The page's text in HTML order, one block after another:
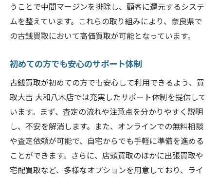
うことで中間マージンを排除し、顧客に還元するシステ
ムを整えています。これらの取り組みにより、奈良県で
の古銭買取において高価買取が可能となっています。
初めての方でも安心のサポート体制
古銭買取が初めての方でも安心して利用できるよう、買
取大吉 大和八木店では充実したサポート体制を提供して
います。まず、査定の流れや注意点を分かりやすく説明
し、不安を解消します。また、オンラインでの無料相談
や査定依頼が可能で、自宅からでも手軽に準備を進める
ことができます。さらに、店頭買取のほかに出張買取や
宅配買取など、多様なオプションを用意しており、ライ